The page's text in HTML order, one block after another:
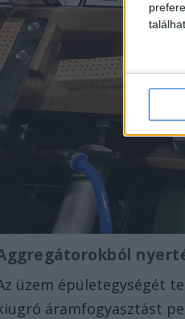
üzem épületegységét
áramfogyasztást